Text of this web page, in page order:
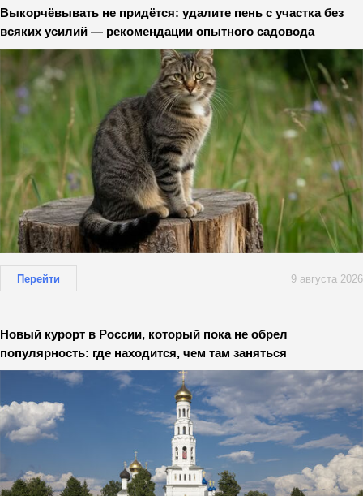
Выкорчёвывать не придётся: удалите пень с участка без
всяких усилий — рекомендации опытного садовода
Перейти 9 августа 2026
Новый курорт в России, который пока не обрел
популярность: где находится, чем там заняться